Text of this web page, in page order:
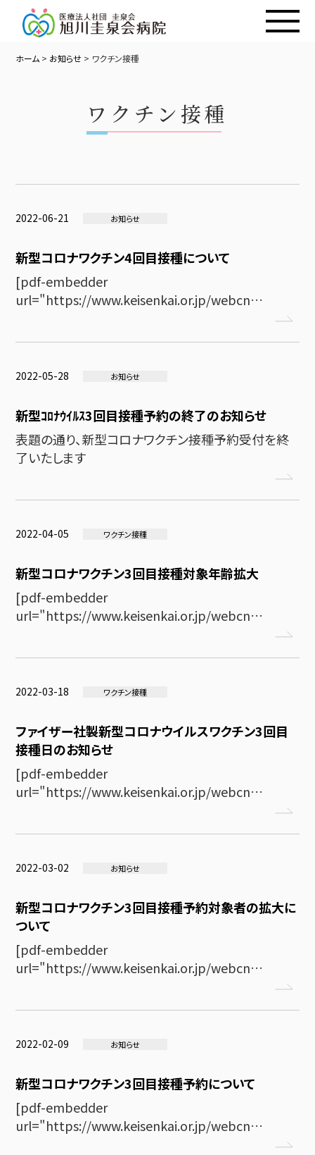
ホーム > お知らせ > ワクチン接種
ワクチン接種
2022-06-21 お知らせ
新型コロナワクチン4回目接種について
[pdf-embedder
url="https://www.keisenkai.or.jp/webcn…
2022-05-28 お知らせ
新型ｺﾛﾅｳｲﾙｽ3回目接種予約の終了のお知らせ
表題の通り、新型コロナワクチン接種予約受付を終
了いたします
2022-04-05 ワクチン接種
新型コロナワクチン3回目接種対象年齢拡大
[pdf-embedder
url="https://www.keisenkai.or.jp/webcn…
2022-03-18 ワクチン接種
ファイザー社製新型コロナウイルスワクチン3回目
接種日のお知らせ
[pdf-embedder
url="https://www.keisenkai.or.jp/webcn…
2022-03-02 お知らせ
新型コロナワクチン3回目接種予約対象者の拡大に
ついて
[pdf-embedder
url="https://www.keisenkai.or.jp/webcn…
2022-02-09 お知らせ
新型コロナワクチン3回目接種予約について
[pdf-embedder
url="https://www.keisenkai.or.jp/webcn…